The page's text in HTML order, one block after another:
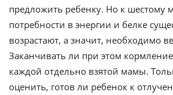
предложить ребенку. Но к шестому
потребности в энергии и белке
возрастают, а значит, необходимо
Заканчивать ли при этом
каждой отдельно взятой мамы.
оценить, готов ли ребенок к